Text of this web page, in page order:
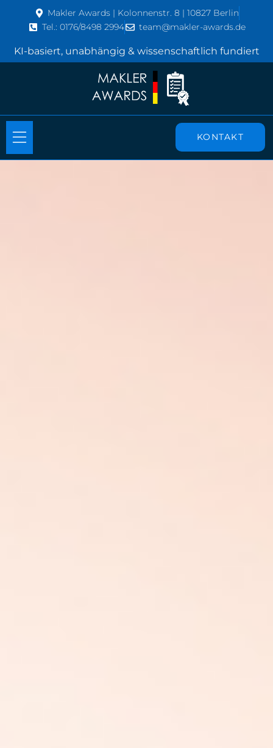
Makler Awards | Kolonnenstr. 8 | 10827 Berlin
Tel.: 0176/8498 2994
team@makler-awards.de
KI-basiert, unabhängig & wissenschaftlich fundiert
KONTAKT